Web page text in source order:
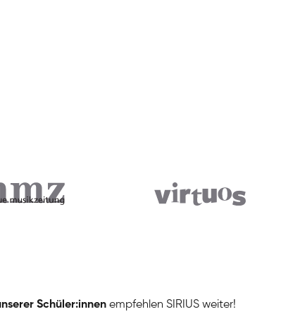
Schüler:innen empfehlen SIRIUS weiter!